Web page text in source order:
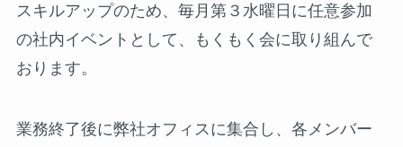
スキルアップのため、毎月第３水曜日に任意参加
の社内イベントとして、もくもく会に取り組んで
おります。
業務終了後に弊社オフィスに集合し、各メンバー